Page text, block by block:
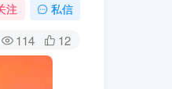
注 私信
114 12